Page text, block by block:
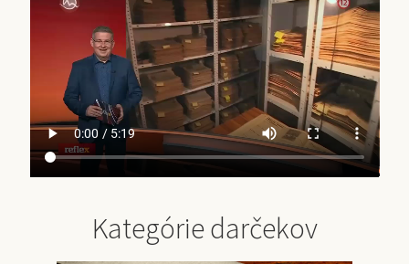
Kategórie darčekov